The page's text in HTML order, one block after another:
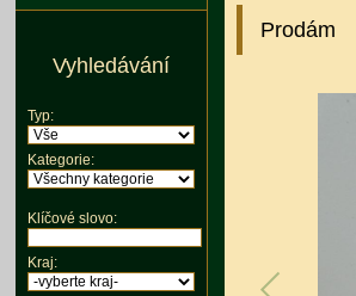
Prodám
Vyhledávání
Typ:
Kategorie:
Klíčové slovo:
Kraj: